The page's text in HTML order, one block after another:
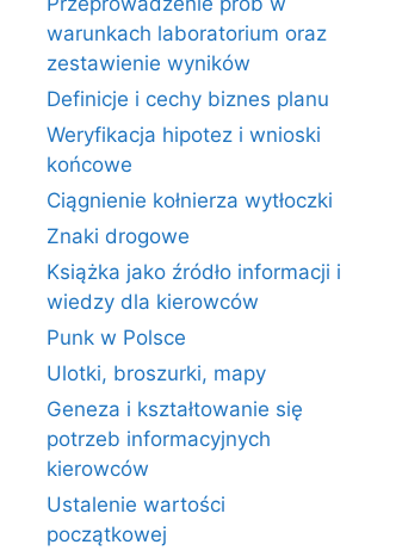
warunkach laboratorium oraz
zestawienie wyników
Definicje i cechy biznes planu
Weryfikacja hipotez i wnioski
końcowe
Ciągnienie kołnierza wytłoczki
Znaki drogowe
Książka jako źródło informacji i
wiedzy dla kierowców
Punk w Polsce
Ulotki, broszurki, mapy
Geneza i kształtowanie się
potrzeb informacyjnych
kierowców
Ustalenie wartości
początkowej